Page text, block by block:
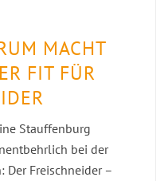
MACHT
FIT FÜR D
Stauffenburg
bei der
Der Freischneider –